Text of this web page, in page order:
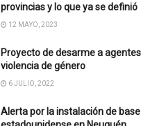
provincias y lo que ya se definió
12 MAYO, 2023
Proyecto de desarme a
violencia de género
6 JULIO, 2022
Alerta por la instalación de